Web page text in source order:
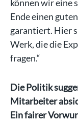
können wir eine
Ende einen
garantiert. Hier
Werk, die die
fragen.“
Die Politik
Mitarbeiter
Ein fairer